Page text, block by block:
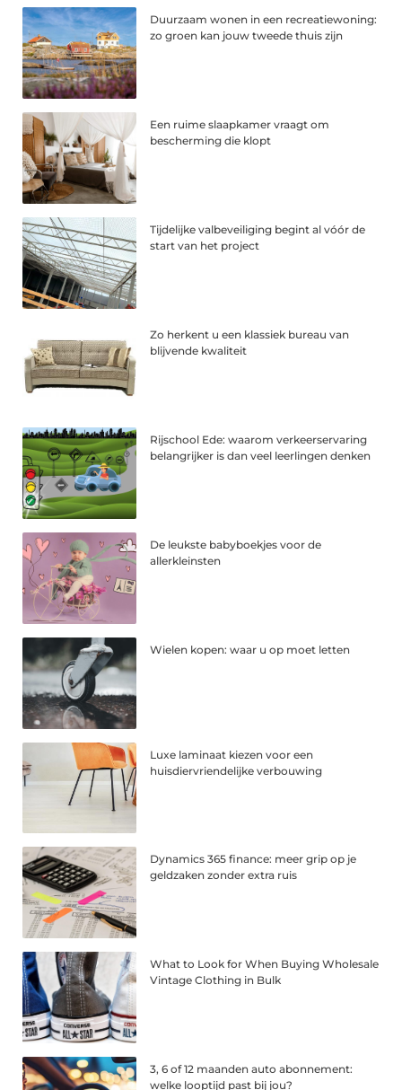
Duurzaam wonen in een recreatiewoning:
zo groen kan jouw tweede thuis zijn
Een ruime slaapkamer vraagt om
bescherming die klopt
Tijdelijke valbeveiliging begint al vóór de
start van het project
Zo herkent u een klassiek bureau van
blijvende kwaliteit
Rijschool Ede: waarom verkeerservaring
belangrijker is dan veel leerlingen denken
De leukste babyboekjes voor de
allerkleinsten
Wielen kopen: waar u op moet letten
Luxe laminaat kiezen voor een
huisdiervriendelijke verbouwing
Dynamics 365 finance: meer grip op je
geldzaken zonder extra ruis
What to Look for When Buying Wholesale
Vintage Clothing in Bulk
3, 6 of 12 maanden auto abonnement:
welke looptijd past bij jou?